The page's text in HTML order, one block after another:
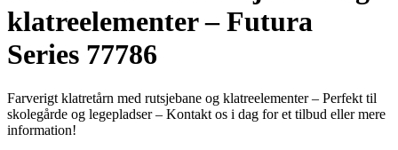
klatreelementer – Futura
Series 77786
Farverigt klatretårn med rutsjebane og klatreelementer – Perfekt til
skolegårde og legepladser – Kontakt os i dag for et tilbud eller mere
information!